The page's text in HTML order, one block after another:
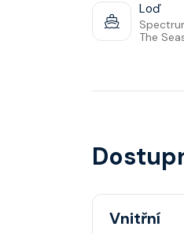
Loď
The
Vnitřní